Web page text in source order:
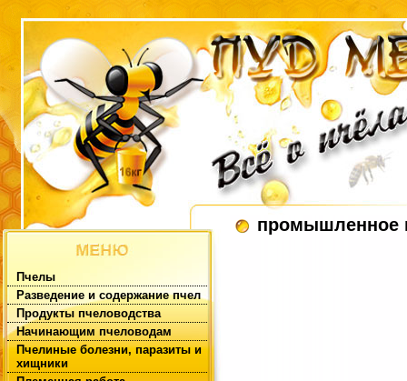
Пчелы
Разведение и содержание пчел
Продукты пчеловодства
Начинающим пчеловодам
Пчелиные болезни, паразиты и
хищники
промышленное